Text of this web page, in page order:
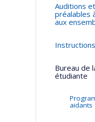
Auditions
préalables
aux
Bureau de
étudiante
aidants